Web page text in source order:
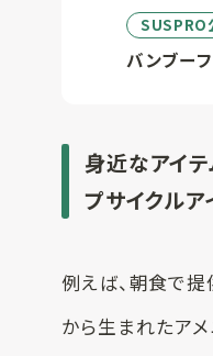
SUSPRO
バンブー
身近なアイ
プサイクルア
例えば、朝食で
から生まれたアメ